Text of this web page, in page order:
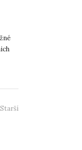
Starší